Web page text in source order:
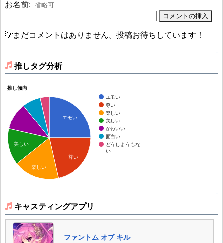
お名前:
💡まだコメントはありません。投稿お待ちしています！
↑
推しタグ分析
推し傾向
エモい
尊い
楽しい
美しい
かわいい
面白い
どうしようもな
い
エモい
尊い
美しい
楽しい
↑
キャスティングアプリ
ファントム オブ キル